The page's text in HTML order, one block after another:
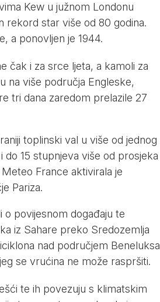
Kew u južnom Londonu
rekord star više od 80 godina.
a ponovljen je 1944.
čak i za srce ljeta, a kamoli za
na više područja Engleske,
tri dana zaredom prelazile 27
toplinski val u više od jednog
15 stupnjeva više od prosjeka
France aktivirala je
Pariza.
povijesnom događaju te
iz Sahare preko Sredozemlja
nad područjem Beneluksa
se vrućina ne može raspršiti.
te ih povezuju s klimatskim